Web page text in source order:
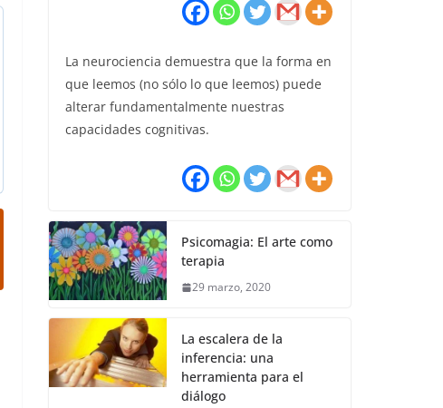
La neurociencia demuestra que la forma en
que leemos (no sólo lo que leemos) puede
alterar fundamentalmente nuestras
capacidades cognitivas.
Psicomagia: El arte como
terapia
29 marzo, 2020
La escalera de la
inferencia: una
herramienta para el
diálogo